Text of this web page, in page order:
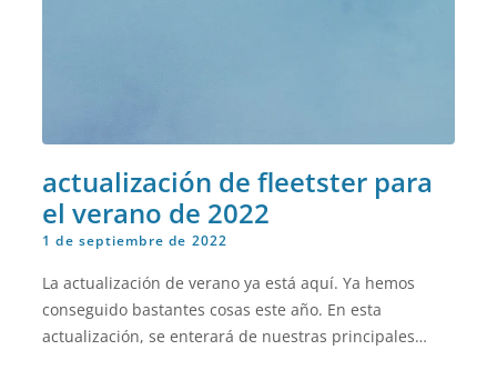
actualización de fleetster para
el verano de 2022
1 de septiembre de 2022
La actualización de verano ya está aquí. Ya hemos
conseguido bastantes cosas este año. En esta
actualización, se enterará de nuestras principales